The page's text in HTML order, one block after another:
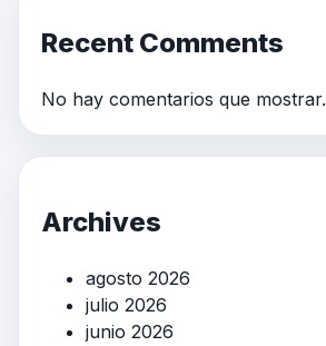
Recent Comments
No hay comentarios que mostrar.
Archives
agosto 2026
julio 2026
junio 2026